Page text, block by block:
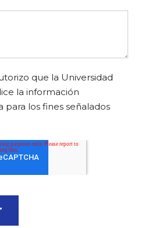
que la Universidad
la información
para los fines señalados